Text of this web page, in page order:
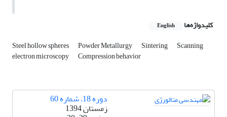
کلیدواژه‌ها English
Steel hollow spheres Powder Metallurgy Sintering Scanning
electron microscopy Compression behavior
دوره 18، شماره 60
زمستان 1394